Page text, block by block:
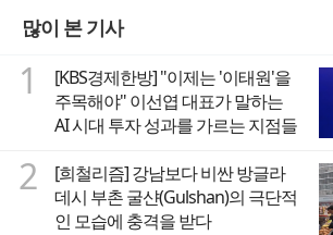
많이 본 기사
1
[KBS경제한방] "이제는 '이태원'을
주목해야" 이선엽 대표가 말하는
AI 시대 투자 성과를 가르는 지점들
2
[희철리즘] 강남보다 비싼 방글라
데시 부촌 굴샨(Gulshan)의 극단적
인 모습에 충격을 받다